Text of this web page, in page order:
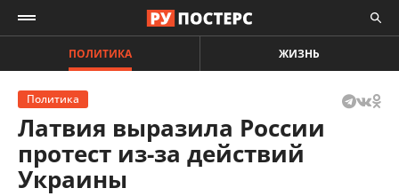
ПОЛИТИКА ЖИЗНЬ
Политика
Латвия выразила России
протест из-за действий
Украины